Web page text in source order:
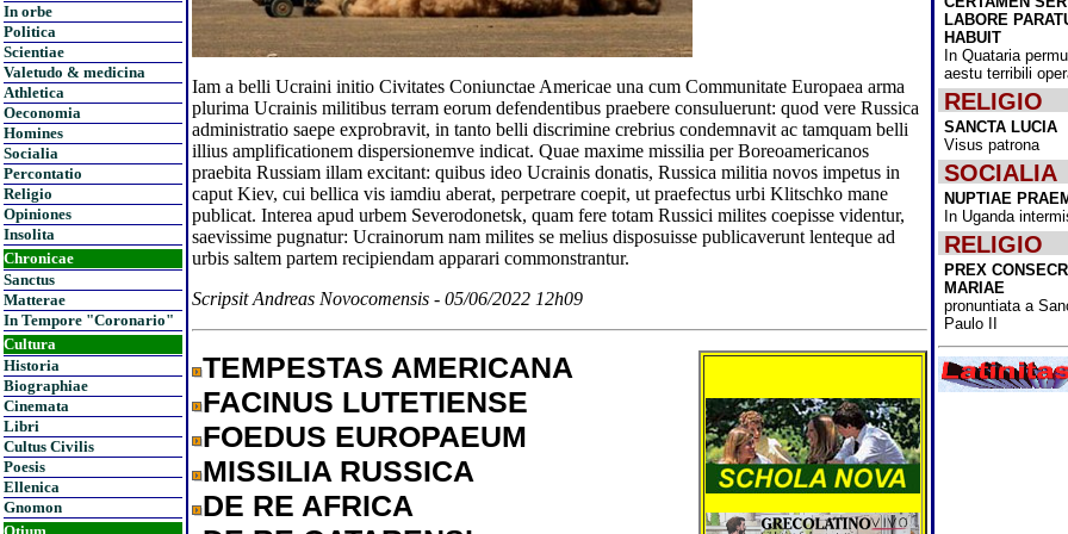
In orbe
Politica
Scientiae
Valetudo & medicina
Athletica
Oeconomia
Homines
Socialia
Percontatio
Religio
Opiniones
Insolita
Chronicae
Sanctus
Matterae
In Tempore "Coronario"
Cultura
Historia
Biographiae
Cinemata
Libri
Cultus Civilis
Poesis
Ellenica
Gnomon
Iam a belli Ucraini initio Civitates Coniunctae Americae una cum Communitate Europaea arma
plurima Ucrainis militibus terram eorum defendentibus praebere consuluerunt: quod vere Russica
administratio saepe exprobravit, in tanto belli discrimine crebrius condemnavit ac tamquam belli
illius amplificationem dispersionemve indicat. Quae maxime missilia per Boreoamericanos
praebita Russiam illam excitant: quibus ideo Ucrainis donatis, Russica militia novos impetus in
caput Kiev, cui bellica vis iamdiu aberat, perpetrare coepit, ut praefectus urbi Klitschko mane
publicat. Interea apud urbem Severodonetsk, quam fere totam Russici milites coepisse videntur,
saevissime pugnatur: Ucrainorum nam milites se melius disposuisse publicaverunt lenteque ad
urbis saltem partem recipiendam apparari commonstrantur.
Scripsit Andreas Novocomensis - 05/06/2022 12h09
TEMPESTAS AMERICANA
FACINUS LUTETIENSE
FOEDUS EUROPAEUM
MISSILIA RUSSICA
DE RE AFRICA
Nativitatis
lectoribus
ominamur!
Cum ante
dimidium
potestatem
obtinuissent,
extemplo
esse
cum de
institutionibus
Acta diurna
News"
consilium,
Bactrianarum
accessus ad
"usque ad
intermittetur.
Ipse partis
"Fine Gael"
LABORE
HABUIT
In Quataria
aestu terribili
RELIGIO
SANCTA LUCIA
Visus patrona
SOCIALIA
NUPTIAE
In Uganda
RELIGIO
PREX
MARIAE
pronuntiata a
Paulo II